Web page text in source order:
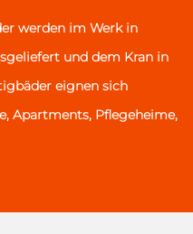
werden im Werk in
und dem Kran in
eignen sich
Apartments, Pflegeheime,